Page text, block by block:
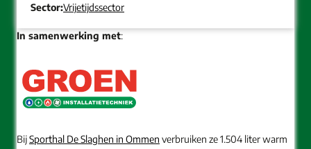
Sector:Vrijetijdssector
In samenwerking met:
BijSporthal De Slaghen in Ommen verbruiken ze 1.504 liter warm